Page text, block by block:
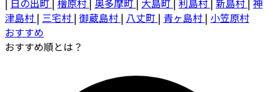
津島村 | 三宅村 | 御蔵島村 | 八丈町 | 青ヶ島村 | 小笠原村
おすすめ
おすすめ順とは？